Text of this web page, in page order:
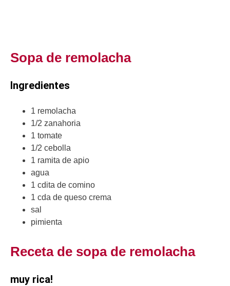
Sopa de remolacha
Ingredientes
1 remolacha
1/2 zanahoria
1 tomate
1/2 cebolla
1 ramita de apio
agua
1 cdita de comino
1 cda de queso crema
sal
pimienta
Receta de sopa de remolacha
muy rica!